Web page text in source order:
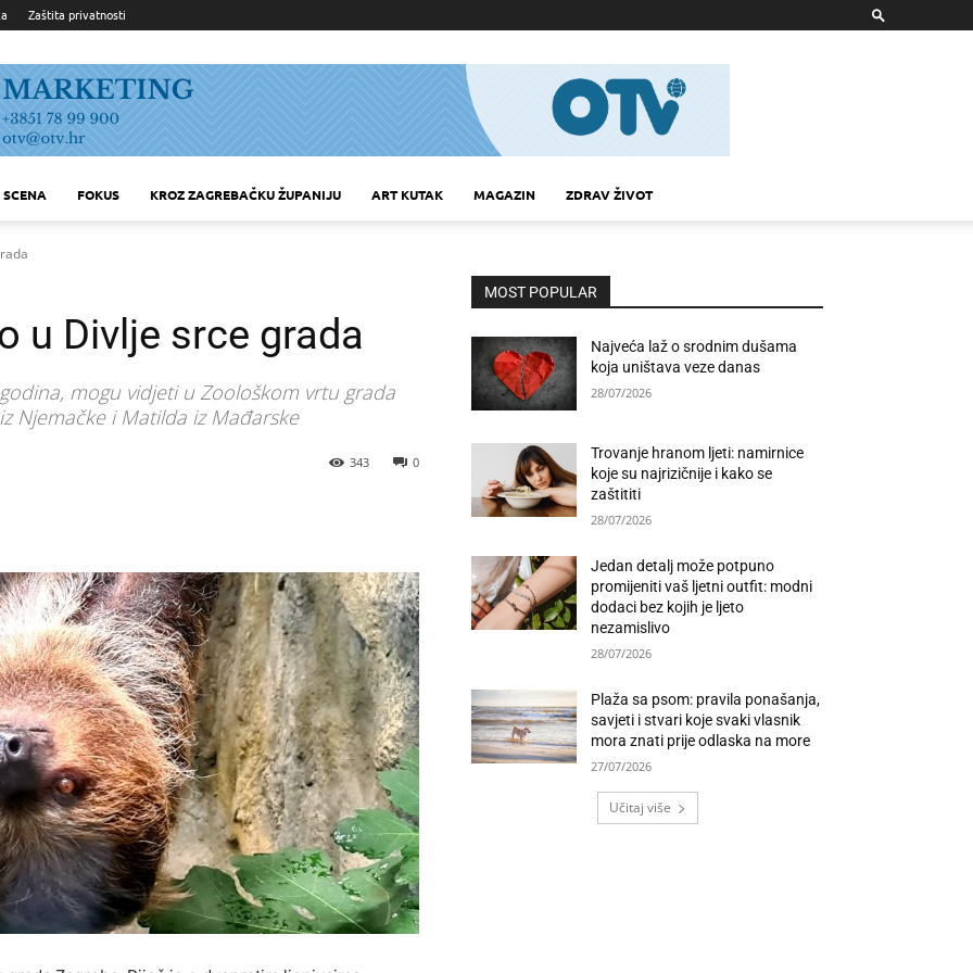
Zaštita privatnosti
SCENA FOKUS KROZ ZAGREBAČKU ŽUPANIJU ART KUTAK MAGAZIN ZDRAV ŽIVOT
u Divlje srce grada
mogu vidjeti u Zoološkom vrtu grada
Njemačke i Matilda iz Mađarske
0
343
MOST POPULAR
Najveća laž o srodnim dušama
koja uništava veze danas
28/07/2026
Trovanje hranom ljeti: namirnice
koje su najrizičnije i kako se
zaštititi
28/07/2026
Jedan detalj može potpuno
promijeniti vaš ljetni outfit: modni
dodaci bez kojih je ljeto
nezamislivo
28/07/2026
Plaža sa psom: pravila ponašanja,
savjeti i stvari koje svaki vlasnik
mora znati prije odlaska na more
27/07/2026
Učitaj više